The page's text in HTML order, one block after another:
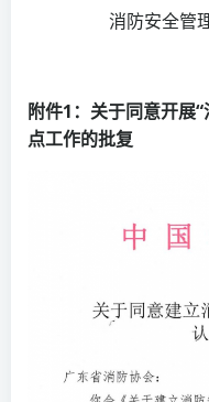
消防安全管
附件1 ： 关于同意开展
点工作的批复